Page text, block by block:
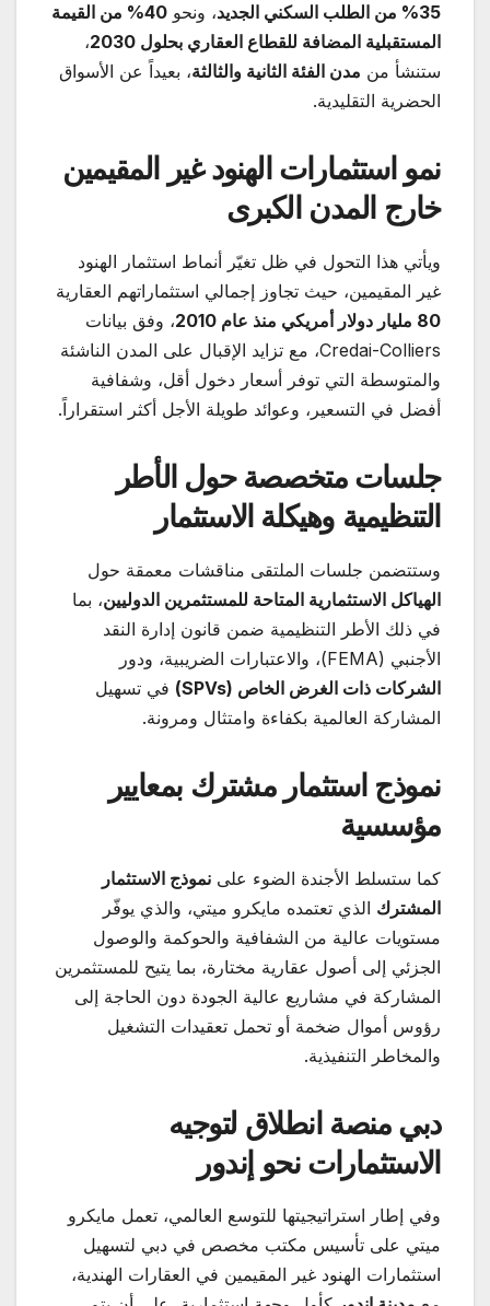
35% من الطلب السكني الجديد
، ونحو 40%
من القيمة
المستقبلية المضافة للقطاع العقاري بحلول 2030
،
ستنشأ من مدن الفئة الثانية والثالثة، بعيداً عن الأسواق
الحضرية التقليدية.
نمو استثمارات الهنود غير المقيمين
خارج المدن الكبرى
ويأتي هذا التحول في ظل تغيّر أنماط استثمار الهنود
غير المقيمين، حيث تجاوز إجمالي استثماراتهم العقارية
80 مليار دولار أمريكي منذ عام 2010
، وفق بيانات
Credai-Colliers، مع تزايد الإقبال على المدن الناشئة
والمتوسطة التي توفر أسعار دخول أقل، وشفافية
أفضل في التسعير، وعوائد طويلة الأجل أكثر استقراراً.
جلسات متخصصة حول الأطر
التنظيمية وهيكلة الاستثمار
وستتضمن جلسات الملتقى مناقشات معمقة حول
الهياكل الاستثمارية المتاحة للمستثمرين الدوليين، بما
في ذلك الأطر التنظيمية ضمن قانون إدارة النقد
الأجنبي (FEMA)، والاعتبارات الضريبية، ودور
الشركات ذات الغرض الخاص (SPVs)
في تسهيل
المشاركة العالمية بكفاءة وامتثال ومرونة.
نموذج استثمار مشترك بمعايير
مؤسسية
كما ستسلط الأجندة الضوء على نموذج الاستثمار
المشترك الذي تعتمده مايكرو ميتي، والذي يوفّر
مستويات عالية من الشفافية والحوكمة والوصول
الجزئي إلى أصول عقارية مختارة، بما يتيح للمستثمرين
المشاركة في مشاريع عالية الجودة دون الحاجة إلى
رؤوس أموال ضخمة أو تحمل تعقيدات التشغيل
والمخاطر التنفيذية.
دبي منصة انطلاق لتوجيه
الاستثمارات نحو إندور
وفي إطار استراتيجيتها للتوسع العالمي، تعمل مايكرو
ميتي على تأسيس مكتب مخصص في دبي لتسهيل
استثمارات الهنود غير المقيمين في العقارات الهندية،